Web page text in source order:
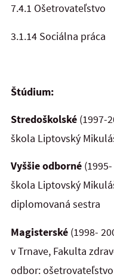
7.4.1 Ošetrovateľstvo
3.1.14 Sociálna práca
Štúdium:
Stredoškolské (1997-
škola Liptovský
Vyššie odborné
škola Liptovský
diplomovaná sestra
Magisterské (1998-
v Trnave, Fakulta
odbor: